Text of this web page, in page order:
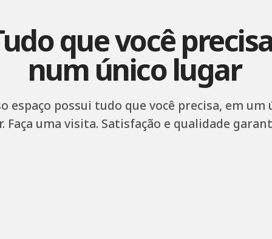
que você
num único lugar
espaço possui tudo que você precisa, em um
Faça uma visita. Satisfação e qualidade